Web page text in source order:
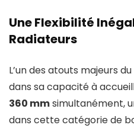
Une Flexibilité
Radiateurs
L’un des atouts majeurs
dans sa capacité à
360 mmsimultanément,
dans cette catégorie de